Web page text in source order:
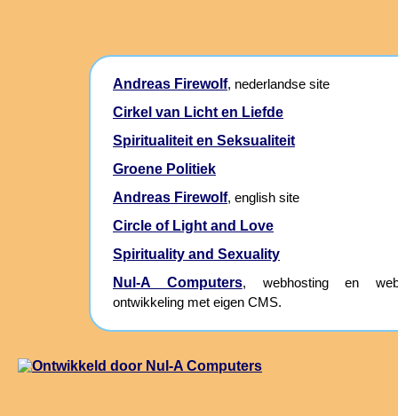
Andreas Firewolf, nederlandse site
Cirkel van Licht en Liefde
Spiritualiteit en Seksualiteit
Groene Politiek
Andreas Firewolf, english site
Circle of Light and Love
Spirituality and Sexuality
Nul-A Computers, webhosting en
ontwikkeling met eigen CMS.